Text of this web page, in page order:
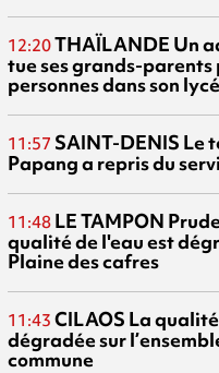
12:20THAÏLANDE Un
tue ses grands-parents
personnes dans son
11:57 SAINT-DENIS Le
Papang a repris du
11:48 LE TAMPON
qualité de l'eau est
Plaine des cafres
11:43 CILAOS La qualité
dégradée sur
commune